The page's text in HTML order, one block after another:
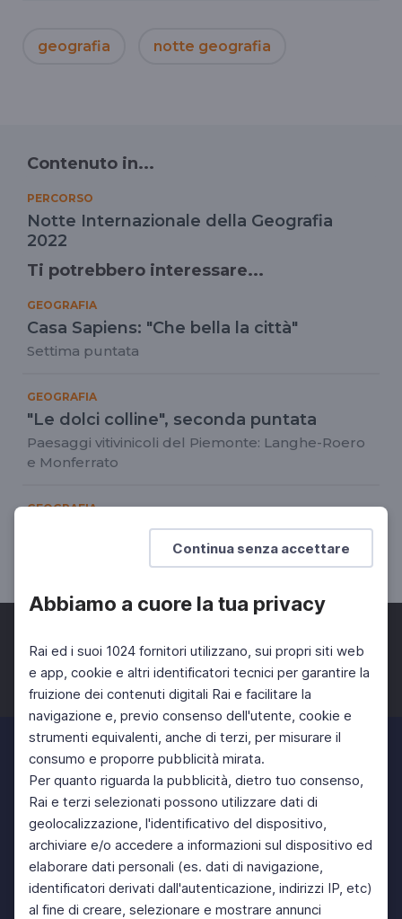
Continua senza accettare
Abbiamo a cuore la tua privacy
Rai ed i suoi 1024 fornitori utilizzano, sui propri siti web
e app, cookie e altri identificatori tecnici per garantire la
fruizione dei contenuti digitali Rai e facilitare la
navigazione e, previo consenso dell'utente, cookie e
strumenti equivalenti, anche di terzi, per misurare il
consumo e proporre pubblicità mirata.
Per quanto riguarda la pubblicità, dietro tuo consenso,
Rai e terzi selezionati possono utilizzare dati di
geolocalizzazione, l'identificativo del dispositivo,
archiviare e/o accedere a informazioni sul dispositivo ed
elaborare dati personali (es. dati di navigazione,
identificatori derivati dall'autenticazione, indirizzi IP, etc)
al fine di creare, selezionare e mostrare annunci
geografia notte geografia
Contenuto in...
PERCORSO
Notte Internazionale della Geografia
2022
Ti potrebbero interessare...
GEOGRAFIA
Casa Sapiens: "Che bella la città"
Settima puntata
GEOGRAFIA
"Le dolci colline", seconda puntata
Paesaggi vitivinicoli del Piemonte: Langhe-Roero
e Monferrato
GEOGRAFIA
"Il paesaggio culturale", prima puntata
"Paesaggi vitivinicoli Langhe-Roero e Monferrato"
Facebook Twitter Instagram